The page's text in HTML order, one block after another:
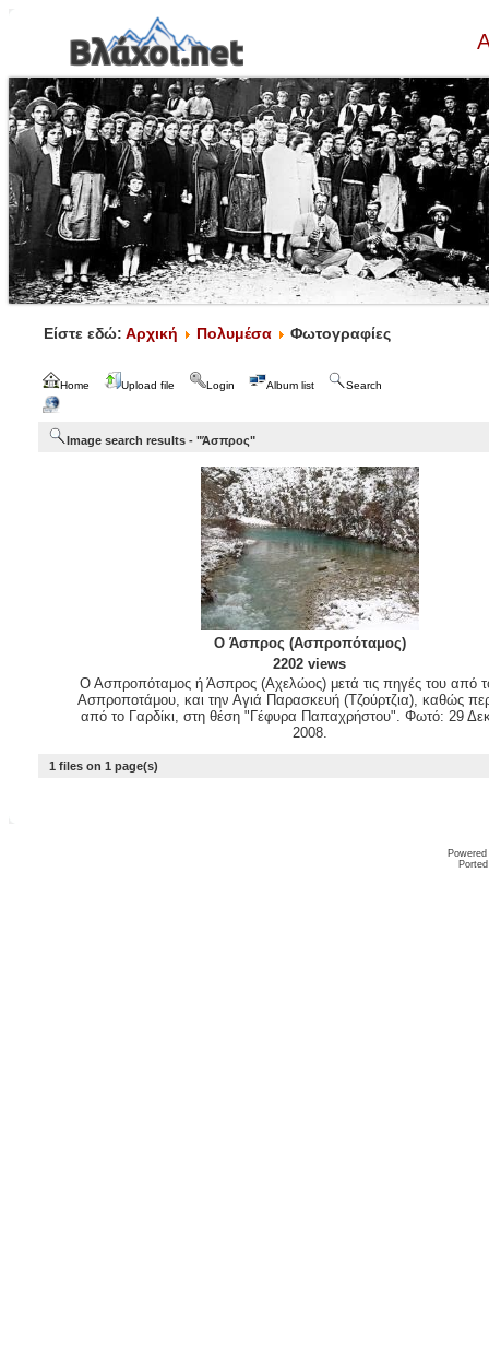
Είστε εδώ: Αρχική Πολυμέσα Φωτογραφίες
Home Upload file Login Album list Search
Image search results - "Άσπρος"
Ο Άσπρος (Ασπροπόταμος)
2202 views
Ο Ασπροπόταμος ή Άσπρος (Αχελώος) μετά τις πηγές του από
Ασπροποτάμου, και την Αγιά Παρασκευή (Τζούρτζια), καθώς
από το Γαρδίκι, στη θέση "Γέφυρα Παπαχρήστου". Φωτό: 29
2008.
1 files on 1 page(s)